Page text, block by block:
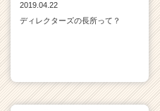
2019.04.22
ディレクターズの長所って？